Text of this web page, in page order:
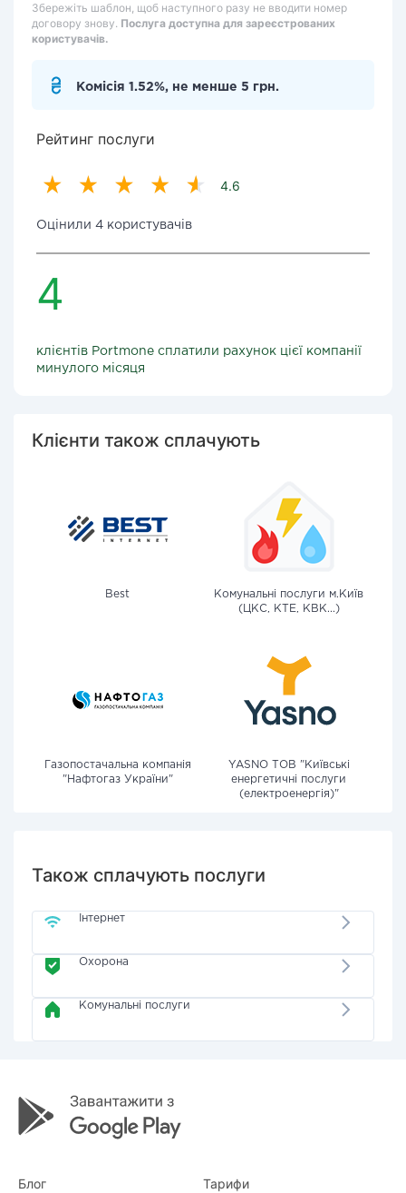
Збережіть шаблон, щоб наступного разу не вводити номер
договору знову. Послуга доступна для зареєстрованих
користувачів.
Комісія 1.52%, не менше 5 грн.
Рейтинг послуги
4.6
Оцінили 4 користувачів
4
клієнтів Portmone сплатили рахунок цієї компанії
минулого місяця
Клієнти також сплачують
Best
Комунальні послуги м.Київ
(ЦКС, КТЕ, КВК...)
Газопостачальна компанія
"Нафтогаз України"
YASNO ТОВ "Київські
енергетичні послуги
(електроенергія)"
Також сплачують послуги
Інтернет
Охорона
Комунальні послуги
Блог Тарифи